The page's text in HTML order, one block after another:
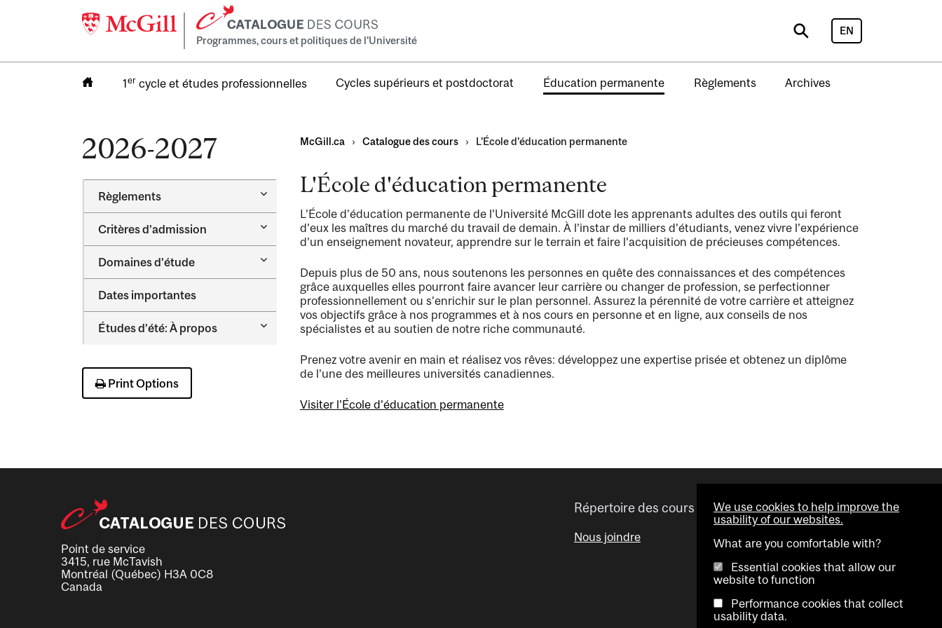
Programmes, cours et politiques de l'Université Search
EN
1ercycle et études professionnelles Cycles supérieurs et postdoctorat Éducation permanente Règlements Archives
2026-2027
Règlements
Toggle
Règlements
Critères d’admission
Toggle
Critères
Domaines d’étude
Toggle
Domaines
d’étude
Dates importantes
Études d’été: À propos
Toggle
Print Options
McGill.ca › Catalogue des cours › L'École d'éducation permanente
L'École d'éducation permanente
L’École d’éducation permanente de l’Université McGill dote les apprenants adultes des outils qui feront
d’eux les maîtres du marché du travail de demain. À l’instar de milliers d’étudiants, venez vivre l’expérience
d’un enseignement novateur, apprendre sur le terrain et faire l’acquisition de précieuses compétences.
Depuis plus de 50 ans, nous soutenons les personnes en quête des connaissances et des compétences
grâce auxquelles elles pourront faire avancer leur carrière ou changer de profession, se perfectionner
professionnellement ou s’enrichir sur le plan personnel. Assurez la pérennité de votre carrière et atteignez
vos objectifs grâce à nos programmes et à nos cours en personne et en ligne, aux conseils de nos
spécialistes et au soutien de notre riche communauté.
Prenez votre avenir en main et réalisez vos rêves: développez une expertise prisée et obtenez un diplôme
de l’une des meilleures universités canadiennes.
Visiter l’École d’éducation permanente
Point de service
3415, rue McTavish
Montréal (Québec) H3A 0C8
Canada
Répertoire des cours
Nous joindre
Liens utiles
Dates importantes
Répertoire des conseillers
Outil Visual Schedule Builder
We use cookies to help improve the
usability of our websites.
What are you comfortable with?
Essential cookies that allow our
website to function
Performance cookies that collect
usability data.